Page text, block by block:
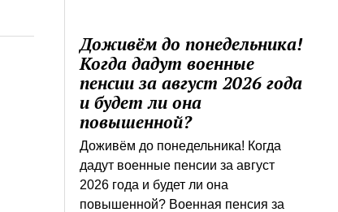
Доживём до понедельника!
Когда дадут военные
пенсии за август 2026 года
и будет ли она
повышенной?
Доживём до понедельника! Когда
дадут военные пенсии за август
2026 года и будет ли она
повышенной? Военная пенсия за